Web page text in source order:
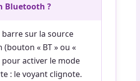
Bluetooth ?
sur la source
(bouton « BT » ou «
pour activer le mode
: le voyant clignote.